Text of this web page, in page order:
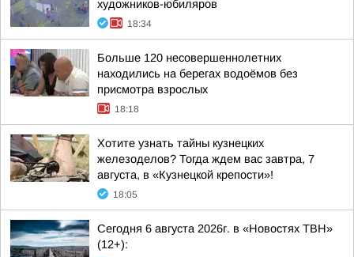
художников-юбиляров
18:34
Больше 120 несовершеннолетних
находились на берегах водоёмов без
присмотра взрослых
18:18
Хотите узнать тайны кузнецких
железоделов? Тогда ждем вас завтра, 7
августа, в «Кузнецкой крепости»!
18:05
Сегодня 6 августа 2026г. в «Новостях ТВН»
(12+):